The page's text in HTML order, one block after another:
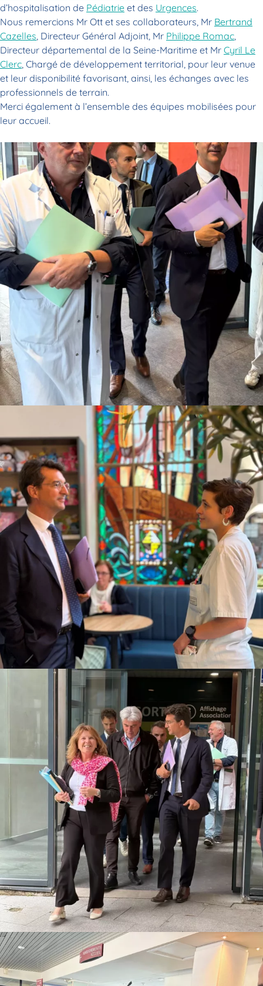
d’hospitalisation de Pédiatrie et des Urgences.
Nous remercions Mr Ott et ses collaborateurs, Mr Bertrand
Cazelles , Directeur Général Adjoint, Mr Philippe Romac
Directeur départemental de la Seine-Maritime et Mr Cyril Le
Clerc , Chargé de développement territorial, pour leur venue
et leur disponibilité favorisant, ainsi, les échanges avec les
professionnels de terrain.
Merci également à l’ensemble des équipes mobilisées pour
leur accueil.